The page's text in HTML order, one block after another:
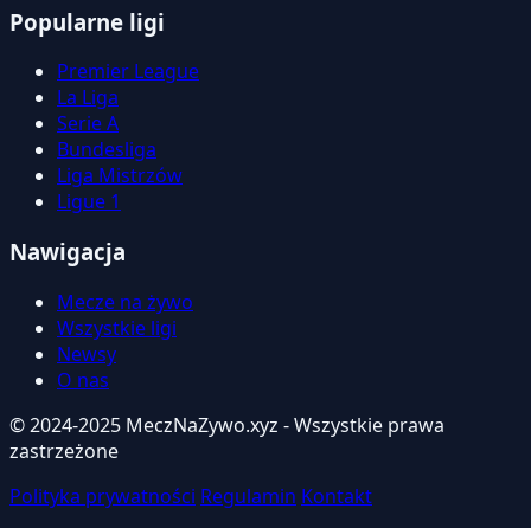
Popularne ligi
Premier League
La Liga
Serie A
Bundesliga
Liga Mistrzów
Ligue 1
Nawigacja
Mecze na żywo
Wszystkie ligi
Newsy
O nas
© 2024-2025 MeczNaZywo.xyz - Wszystkie prawa
zastrzeżone
Polityka prywatności Regulamin Kontakt